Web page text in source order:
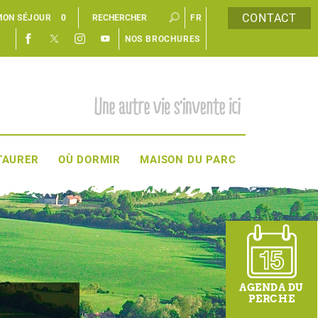
CONTACT
EN
FR
SÉJOUR 0
NOS BROCHURES
OÙ DORMIR MAISON DU PARC
AGENDA DU
PERCHE